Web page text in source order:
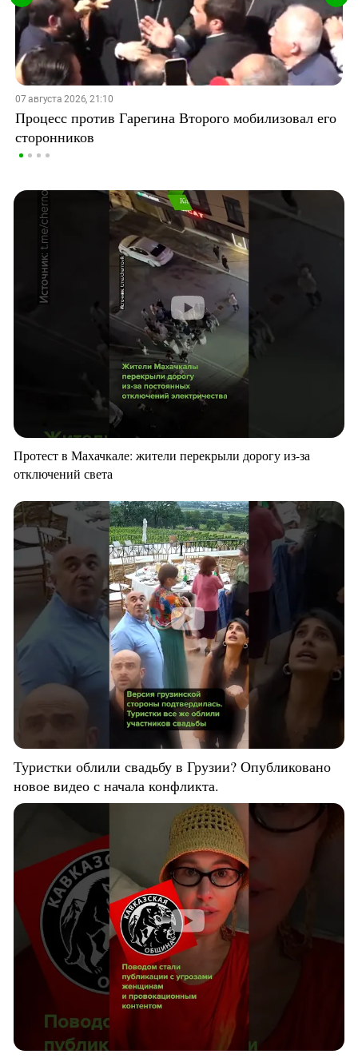
07 августа 2026, 21:10
Процесс против Гарегина Второго мобилизовал его
сторонников
Протест в Махачкале: жители перекрыли дорогу из-за
отключений света
Туристки облили свадьбу в Грузии? Опубликовано
новое видео с начала конфликта.